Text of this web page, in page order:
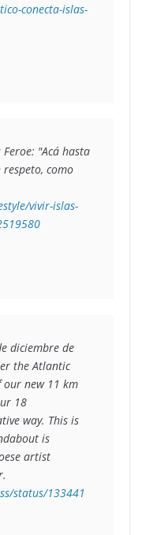
conecta-islas-
"Acá hasta
como
vivir-islas-
diciembre de
the Atlantic
our new 11 km
18
way. This is
is
artist
status/133441